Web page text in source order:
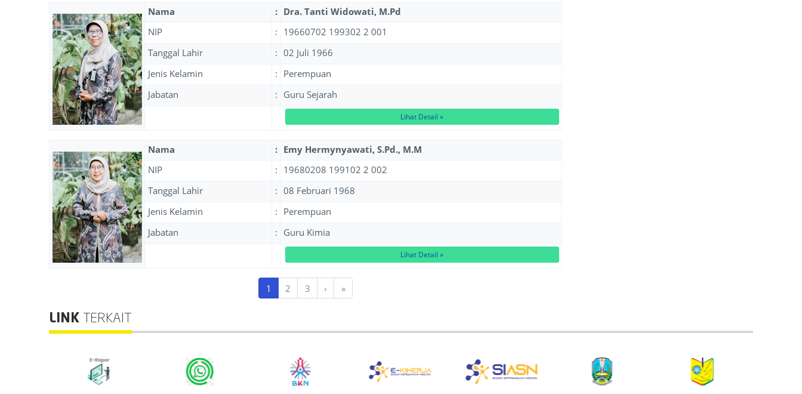
Nama : Dra. Tanti Widowati, M.Pd
NIP
: 19660702 199302 2 001
Tanggal Lahir
: 02 Juli 1966
Jenis Kelamin
: Perempuan
Jabatan
: Guru Sejarah
Lihat Detail »
Nama : Emy Hermynyawati, S.Pd., M.M
NIP
: 19680208 199102 2 002
Tanggal Lahir
: 08 Februari 1968
Jenis Kelamin
: Perempuan
Jabatan
: Guru Kimia
Lihat Detail »
1 2 3 › »
LINK TERKAIT